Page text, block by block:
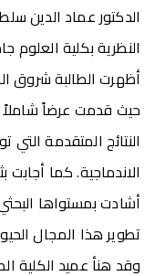
الدكتور عماد الدين
النظرية بكلية العلوم
أظهرت الطالبة شروق
حيث قدمت عرضاً شاملاً
النتائج المتقدمة
الاندماجية. كما
أشادت بمستواها
تطوير هذا المجال
وقد هنأ عميد الكلية